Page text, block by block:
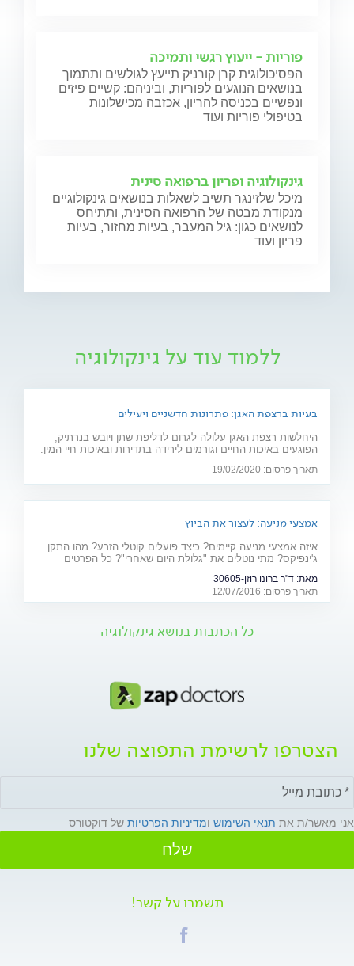
פוריות - ייעוץ רגשי ותמיכה
הפסיכולוגית קרן קורניק תייעץ לגולשים ותתמוך
בנושאים הנוגעים לפוריות, וביניהם: קשיים פיזים
ונפשיים בכניסה להריון, אכזבה מכישלונות
בטיפולי פוריות ועוד
גינקולוגיה ופריון ברפואה סינית
מיכל שלזינגר תשיב לשאלות בנושאים גינקולוגיים
מנקודת מבטה של הרפואה הסינית, ותתיחס
לנושאים כגון: גיל המעבר, בעיות מחזור, בעיות
פריון ועוד
ללמוד עוד על גינקולוגיה
בעיות ברצפת האגן: פתרונות חדשניים ויעילים
היחלשות רצפת האגן עלולה לגרום לדליפת שתן ויובש בנרתיק,
הפוגעים באיכות החיים וגורמים לירידה בתדירות ובאיכות חיי המין.
אלקטרומגנטי ולייזר וגינלי
תאריך פרסום: 19/02/2020
אמצעי מניעה: לעצור את הביוץ
איזה אמצעי מניעה קיימים? כיצד פועלים קוטלי הזרע? מהו התקן
ג'ינפיקס? מתי נוטלים את "גלולת היום שאחרי"? כל הפרטים
מאת: ד"ר ברונו רוזן-30605
תאריך פרסום: 12/07/2016
כל הכתבות בנושא גינקולוגיה
הצטרפו לרשימת התפוצה שלנו
אני מאשר/ת את תנאי השימוש ומדיניות הפרטיות של דוקטורס
שלח
תשמרו על קשר!